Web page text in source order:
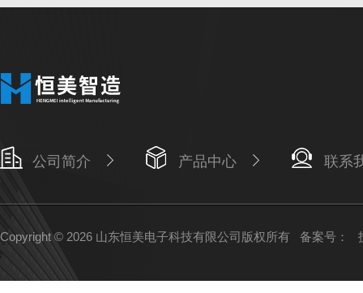
公司简介 产品中心 联系
Copyright © 2026 山东恒美电子科技有限公司版权所有 备案号：